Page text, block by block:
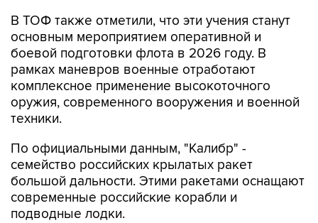
В ТОФ также отметили, что эти учения станут
основным мероприятием оперативной и
боевой подготовки флота в 2026 году. В
рамках маневров военные отработают
комплексное применение высокоточного
оружия, современного вооружения и военной
техники.
По официальными данным, "Калибр" -
семейство российских крылатых ракет
большой дальности. Этими ракетами оснащают
современные российские корабли и
подводные лодки.